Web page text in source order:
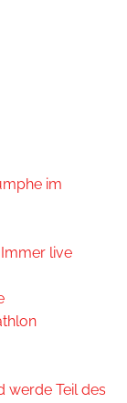
im
live
werde Teil des